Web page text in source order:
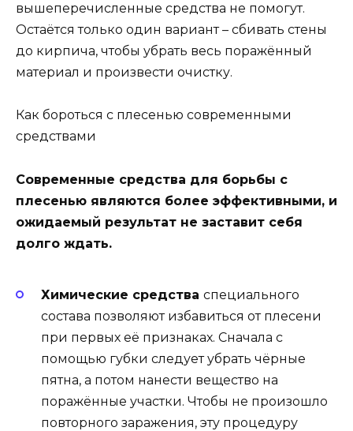
вышеперечисленные средства не помогут.
Остаётся только один вариант – сбивать стены
до кирпича, чтобы убрать весь поражённый
материал и произвести очистку.
Как бороться с плесенью современными
средствами
Современные средства для борьбы с
плесенью являются более эффективными, и
ожидаемый результат не заставит себя
долго ждать.
Химические средства специального
состава позволяют избавиться от плесени
при первых её признаках. Сначала с
помощью губки следует убрать чёрные
пятна, а потом нанести вещество на
поражённые участки. Чтобы не произошло
повторного заражения, эту процедуру